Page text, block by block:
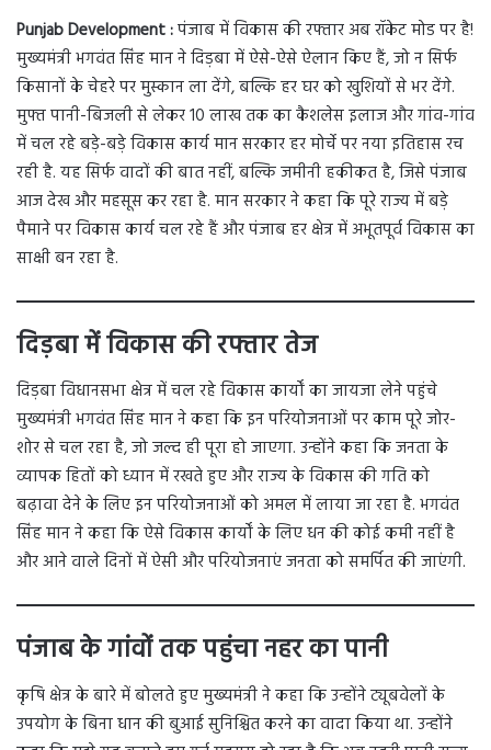
Punjab Development :पंजाब में विकास की रफ्तार अब रॉकेट मोड पर है!
मुख्यमंत्री भगवंत सिंह मान ने दिड़बा में ऐसे-ऐसे ऐलान किए हैं, जो न सिर्फ
किसानों के चेहरे पर मुस्कान ला देंगे, बल्कि हर घर को खुशियों से भर देंगे.
मुफ्त पानी-बिजली से लेकर 10 लाख तक का कैशलेस इलाज और गांव-गांव
में चल रहे बड़े-बड़े विकास कार्य मान सरकार हर मोर्चे पर नया इतिहास रच
रही है. यह सिर्फ वादों की बात नहीं, बल्कि जमीनी हकीकत है, जिसे पंजाब
आज देख और महसूस कर रहा है. मान सरकार ने कहा कि पूरे राज्य में बड़े
पैमाने पर विकास कार्य चल रहे हैं और पंजाब हर क्षेत्र में अभूतपूर्व विकास का
साक्षी बन रहा है.
दिड़बा में विकास की रफ्तार तेज
दिड़बा विधानसभा क्षेत्र में चल रहे विकास कार्यों का जायजा लेने पहुंचे
मुख्यमंत्री भगवंत सिंह मान ने कहा कि इन परियोजनाओं पर काम पूरे जोर-
शोर से चल रहा है, जो जल्द ही पूरा हो जाएगा. उन्होंने कहा कि जनता के
व्यापक हितों को ध्यान में रखते हुए और राज्य के विकास की गति को
बढ़ावा देने के लिए इन परियोजनाओं को अमल में लाया जा रहा है. भगवंत
सिंह मान ने कहा कि ऐसे विकास कार्यों के लिए धन की कोई कमी नहीं है
और आने वाले दिनों में ऐसी और परियोजनाएं जनता को समर्पित की जाएंगी.
पंजाब के गांवों तक पहुंचा नहर का पानी
कृषि क्षेत्र के बारे में बोलते हुए मुख्यमंत्री ने कहा कि उन्होंने ट्यूबवेलों के
उपयोग के बिना धान की बुआई सुनिश्चित करने का वादा किया था. उन्होंने